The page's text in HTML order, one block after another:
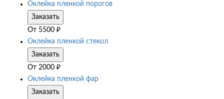
Оклейка пленкой порогов
Заказать
От 5500 ₽
Оклейка пленкой стекол
Заказать
От 2000 ₽
Оклейка пленкой фар
Заказать